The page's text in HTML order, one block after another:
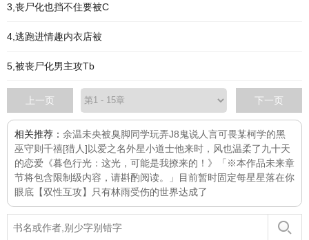
3,丧尸化也挡不住要被C
4,逃跑进情趣内衣店被
5,被丧尸化男主攻Tb
上一页 下一页
相关推荐： 余温未央被臭脚同学玩弄J8鬼说人言可畏某柯学的黑
巫守则千禧[猎人]以爱之名外星小道士他来时，风也温柔了九十天
的恋爱 《暮色行光：这光，可能是我撩来的！》「※本作品未来章
节将包含限制级内容，请斟酌阅读。」目前暂时固定每星星落在你
眼底 【双性互攻】只有林雨受伤的世界达成了